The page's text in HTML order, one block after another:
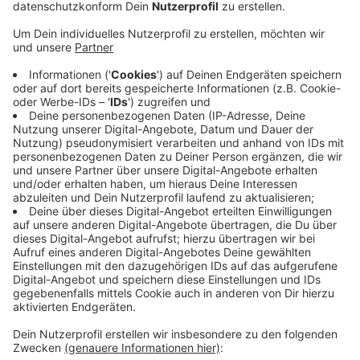
Anzeige
Das Land NRW hat die Jugendherberge angemietet.
Dort ist Platz für bis zu 90 Menschen aus anderen
Einrichtungen. Ziel ist es, in der Corona-Pandemie mehr
Wohnraum zu schaffen. Es gehe zum Beispiel darum,
Migranten mit Vorerkrankungen von anderen getrennt
unterzubringen. Wie lange die Jugendherberge in
Tecklenburg als Flüchtlingsunterkunft dient, steht
noch nicht fest. Kritiker sagen seit Wochen, dass es
kaum möglich ist, in Flüchtlingsunterkünften Abstand
zu halten.
Anzeige